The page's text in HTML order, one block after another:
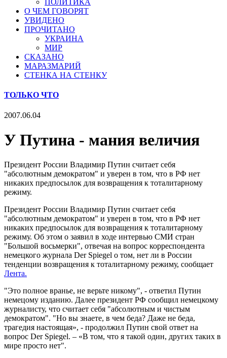
ПОЛИТИКА
О ЧЕМ ГОВОРЯТ
УВИДЕНО
ПРОЧИТАНО
УКРАИНА
МИР
СКАЗАНО
МАРАЗМАРИЙ
СТЕНКА НА СТЕНКУ
ТОЛЬКО ЧТО
2007.06.04
У Путина - мания величия
Президент России Владимир Путин считает себя
"абсолютным демократом" и уверен в том, что в РФ нет
никаких предпосылок для возвращения к тоталитарному
режиму.
Президент России Владимир Путин считает себя
"абсолютным демократом" и уверен в том, что в РФ нет
никаких предпосылок для возвращения к тоталитарному
режиму. Об этом о заявил в ходе интервью СМИ стран
"Большой восьмерки", отвечая на вопрос корреспондента
немецкого журнала Der Spiegel о том, нет ли в России
тенденции возвращения к тоталитарному режиму, сообщает
Лента.
"Это полное вранье, не верьте никому", - ответил Путин
немецому изданию. Далее президент РФ сообщил немецкому
журналисту, что считает себя "абсолютным и чистым
демократом". "Но вы знаете, в чем беда? Даже не беда,
трагедия настоящая», - продолжил Путин свой ответ на
вопрос Der Spiegel. – «В том, что я такой один, других таких в
мире просто нет".